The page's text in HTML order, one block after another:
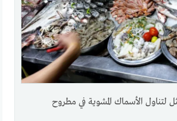
لتناول الأسماك المشوية في مطروح